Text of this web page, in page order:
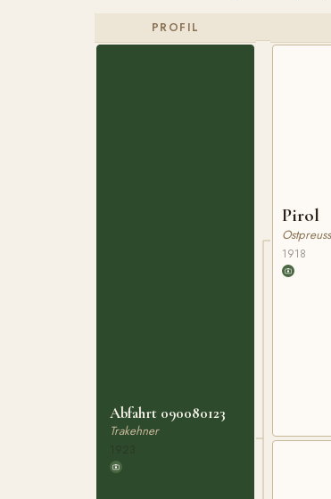
PROFIL
Abfahrt 090080123
Trakehner
Pirol
1918